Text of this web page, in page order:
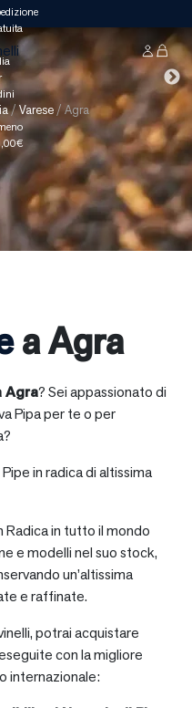
/Varese /Agra
a Agra
Agra? Sei appassionato di
Pipa per te o per
in radica di altissima
Radica in tutto il mondo
e modelli nel suo stock,
un’altissima
e raffinate.
potrai acquistare
con la migliore
internazionale: